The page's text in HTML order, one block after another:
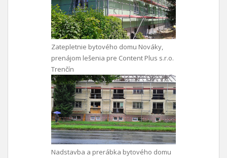
Zatepletnie bytového domu Nováky,
prenájom lešenia pre Content Plus s.r.o.
Trenčín
Nadstavba a prerábka bytového domu